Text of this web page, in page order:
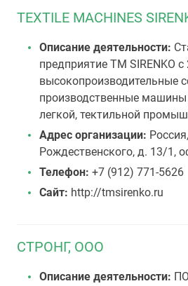
TEXTILE MACHINES
Описание деятельности:
предприятие ТМ SIRENKO
высокопроизводительные
производственные
легкой, тектильной
Адрес организации:
Рождественского, д. 13/1,
Телефон: +7 (912) 771-5626
Сайт: http://tmsirenko.ru
СТРОНГ, ООО
Описание деятельности: